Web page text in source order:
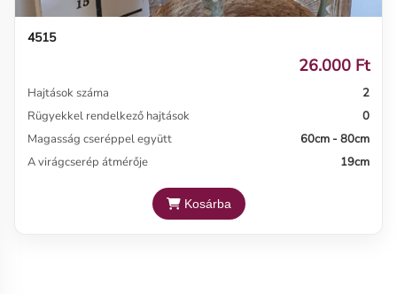
4515
26.000 Ft
Hajtások száma
2
Rügyekkel rendelkező hajtások
0
Magasság cseréppel együtt
60cm - 80cm
A virágcserép átmérője
19cm
Kosárba